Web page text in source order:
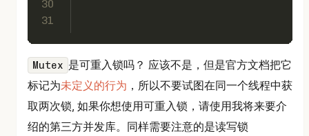
30
31
Mutex 是可重入锁吗？ 应该不是，但是官方文档把它
标记为未定义的行为 ，所以不要试图在同一个线程中获
取两次锁, 如果你想使用可重入锁，请使用我将来要介
绍的第三方并发库。同样需要注意的是读写锁